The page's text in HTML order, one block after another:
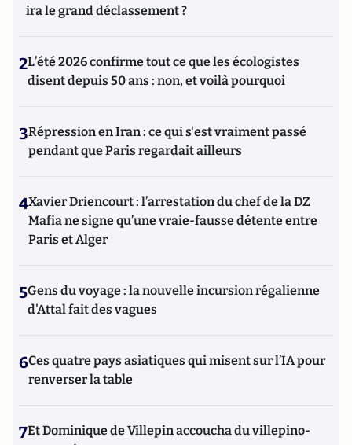
ira le grand déclassement ?
2L’été 2026 confirme tout ce que les écologistes
disent depuis 50 ans : non, et voilà pourquoi
3Répression en Iran : ce qui s'est vraiment passé
pendant que Paris regardait ailleurs
4Xavier Driencourt : l’arrestation du chef de la DZ
Mafia ne signe qu’une vraie-fausse détente entre
Paris et Alger
5Gens du voyage : la nouvelle incursion régalienne
d'Attal fait des vagues
6Ces quatre pays asiatiques qui misent sur l’IA pour
renverser la table
7Et Dominique de Villepin accoucha du villepino-